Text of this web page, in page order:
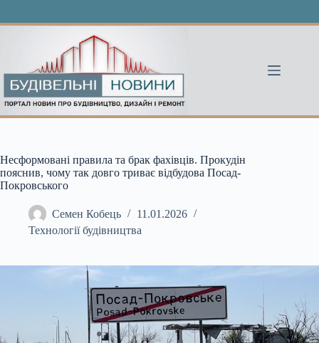
Несформовані правила та брак фахівців. Прокудін
пояснив, чому так довго триває відбудова Посад-
Покровського
Семен Кобець
11.01.2026
Технології будівництва